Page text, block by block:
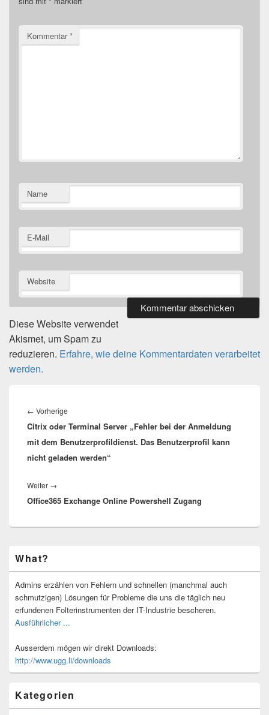
Kommentar*
Name
E-Mail
Website
Diese Website verwendet
Akismet, um Spam zu
reduzieren. Erfahre, wie deine Kommentardaten verarbeitet
werden.
← Vorherige
Beitrag:
Citrix oder Terminal Server „Fehler bei der Anmeldung
mit dem Benutzerprofildienst. Das Benutzerprofil kann
nicht geladen werden“
Weiter →
Beitrag:
Office365 Exchange Online Powershell Zugang
Seitenleisten-
Widgetbereich
What?
Admins erzählen von Fehlern und schnellen (manchmal auch
schmutzigen) Lösungen für Probleme die uns die täglich neu
erfundenen Folterinstrumenten der IT-Industrie bescheren.
Ausführlicher ...
Ausserdem mögen wir direkt Downloads:
http://www.ugg.li/downloads
Kategorien